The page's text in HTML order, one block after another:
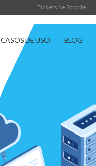
Tickets de Soporte
CASOS DE USO BLOG